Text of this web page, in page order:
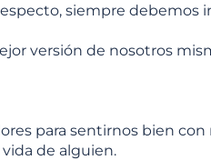
siempre
versión de nosotros
para sentirnos bien
de alguien.